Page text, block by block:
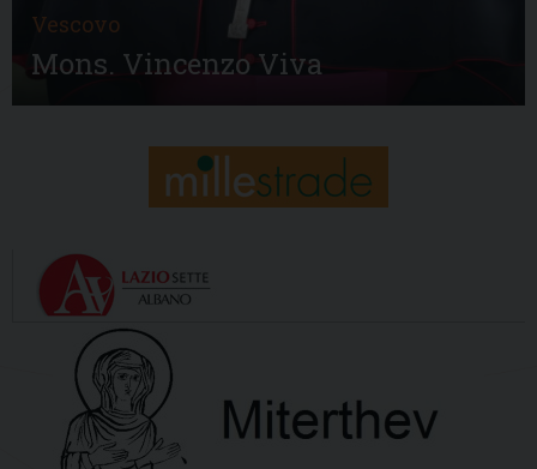
Vescovo
Mons. Vincenzo Viva